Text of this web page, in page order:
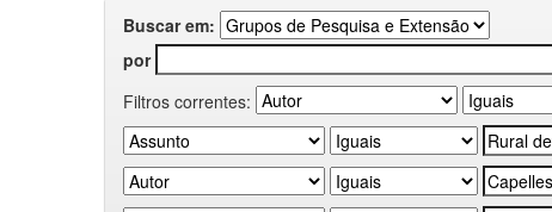
Buscar em:
por
Filtros correntes: